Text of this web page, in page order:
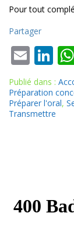
Pour tout
Partager
E
m
ai
l
Li
n
k
e
Publié dans :
Préparation
Préparer l'oral,
Transmettre